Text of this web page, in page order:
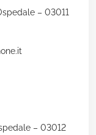
– 03011
– 03012